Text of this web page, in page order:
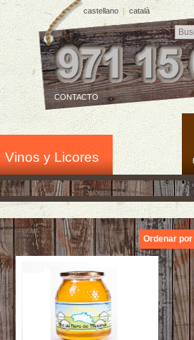
castellano | català
CONTACTO
Vinos y Licores
Ordenar por